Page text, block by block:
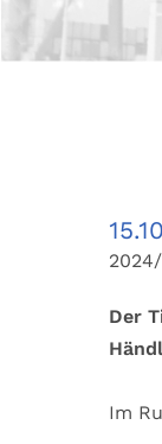
2024/
Der
Im